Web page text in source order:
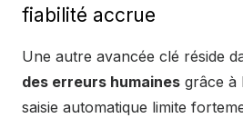
fiabilité accrue
Une autre avancée clé réside
des erreurs humaines grâce à
saisie automatique limite